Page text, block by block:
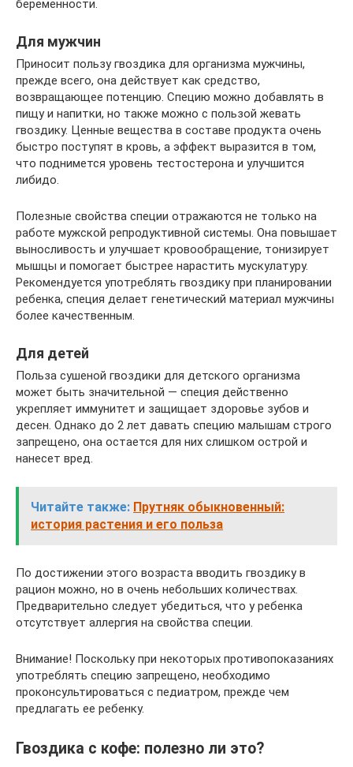
беременности.
Для мужчин
Приносит пользу гвоздика для организма мужчины,
прежде всего, она действует как средство,
возвращающее потенцию. Специю можно добавлять в
пищу и напитки, но также можно с пользой жевать
гвоздику. Ценные вещества в составе продукта очень
быстро поступят в кровь, а эффект выразится в том,
что поднимется уровень тестостерона и улучшится
либидо.
Полезные свойства специи отражаются не только на
работе мужской репродуктивной системы. Она повышает
выносливость и улучшает кровообращение, тонизирует
мышцы и помогает быстрее нарастить мускулатуру.
Рекомендуется употреблять гвоздику при планировании
ребенка, специя делает генетический материал мужчины
более качественным.
Для детей
Польза сушеной гвоздики для детского организма
может быть значительной — специя действенно
укрепляет иммунитет и защищает здоровье зубов и
десен. Однако до 2 лет давать специю малышам строго
запрещено, она остается для них слишком острой и
нанесет вред.
Читайте также: Прутняк обыкновенный:
история растения и его польза
По достижении этого возраста вводить гвоздику в
рацион можно, но в очень небольших количествах.
Предварительно следует убедиться, что у ребенка
отсутствует аллергия на свойства специи.
Внимание! Поскольку при некоторых противопоказаниях
употреблять специю запрещено, необходимо
проконсультироваться с педиатром, прежде чем
предлагать ее ребенку.
Гвоздика с кофе: полезно ли это?